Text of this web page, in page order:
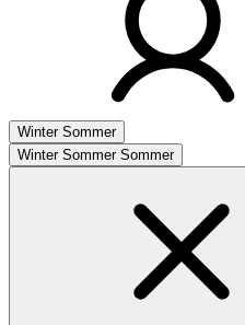
Winter Sommer
Winter Sommer Sommer